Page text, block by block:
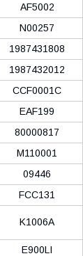
AF5002
N00257
1987431808
1987432012
CCF0001C
EAF199
80000817
M110001
09446
FCC131
K1006A
E900LI